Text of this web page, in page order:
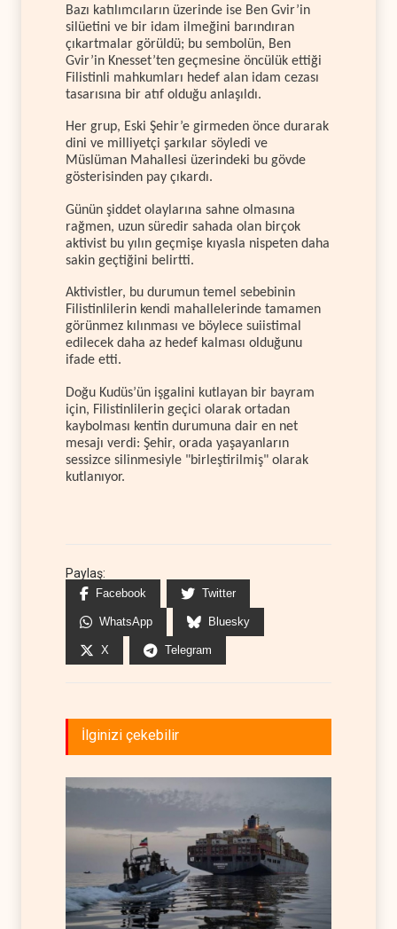
Bazı katılımcıların üzerinde ise Ben Gvir’in
silüetini ve bir idam ilmeğini barındıran
çıkartmalar görüldü; bu sembolün, Ben
Gvir’in Knesset’ten geçmesine öncülük ettiği
Filistinli mahkumları hedef alan idam cezası
tasarısına bir atıf olduğu anlaşıldı.
Her grup, Eski Şehir’e girmeden önce durarak
dini ve milliyetçi şarkılar söyledi ve
Müslüman Mahallesi üzerindeki bu gövde
gösterisinden pay çıkardı.
Günün şiddet olaylarına sahne olmasına
rağmen, uzun süredir sahada olan birçok
aktivist bu yılın geçmişe kıyasla nispeten daha
sakin geçtiğini belirtti.
Aktivistler, bu durumun temel sebebinin
Filistinlilerin kendi mahallelerinde tamamen
görünmez kılınması ve böylece suiistimal
edilecek daha az hedef kalması olduğunu
ifade etti.
Doğu Kudüs’ün işgalini kutlayan bir bayram
için, Filistinlilerin geçici olarak ortadan
kaybolması kentin durumuna dair en net
mesajı verdi: Şehir, orada yaşayanların
sessizce silinmesiyle "birleştirilmiş" olarak
kutlanıyor.
Paylaş:
Facebook Twitter
WhatsApp Bluesky
X Telegram
İlginizi çekebilir